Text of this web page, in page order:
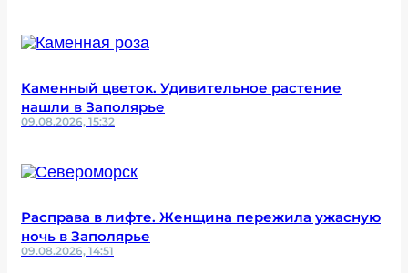
Каменный цветок. Удивительное растение
нашли в Заполярье
09.08.2026, 15:32
Расправа в лифте. Женщина пережила ужасную
ночь в Заполярье
09.08.2026, 14:51